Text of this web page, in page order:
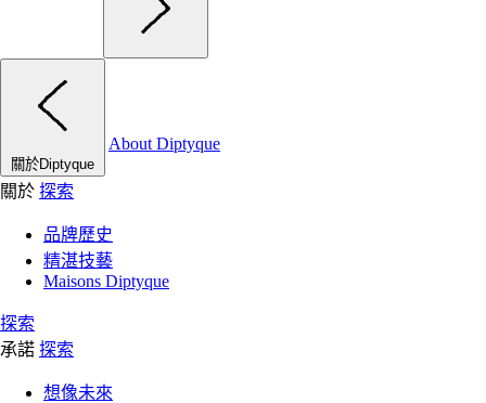
關於Diptyque
About Diptyque
關於 探索
品牌歷史
精湛技藝
Maisons Diptyque
探索
承諾 探索
想像未來